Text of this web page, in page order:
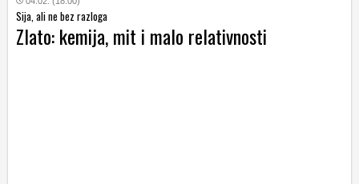
Sija, ali ne bez razloga
Zlato: kemija, mit i malo relativnosti